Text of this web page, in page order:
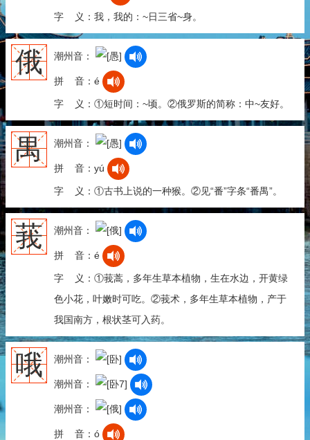
字 义：我，我的：~日三省~身。
俄 潮州音：
拼 音：é
字 义：①短时间：~顷。②俄罗斯的简称：中~友好。
禺 潮州音：
拼 音：yú
字 义：①古书上说的一种猴。②见“番”字条“番禺”。
莪 潮州音：
拼 音：é
字 义：①莪蒿，多年生草本植物，生在水边，开黄绿
色小花，叶嫩时可吃。②莪术，多年生草本植物，产于
我国南方，根状茎可入药。
哦 潮州音：
潮州音：
潮州音：
拼 音：ó